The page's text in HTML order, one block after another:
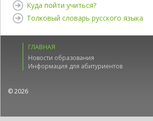
Куда пойти учиться?
Толковый словарь русского языка
ГЛАВНАЯ
Новости образования
Информация для абитуриентов
© 2026